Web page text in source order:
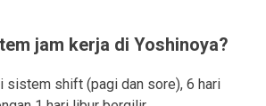
jam kerja di Yoshinoya?
sistem shift (pagi dan sore), 6 hari